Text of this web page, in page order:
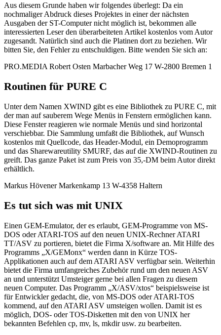
Aus diesem Grunde haben wir folgendes überlegt: Da ein
nochmaliger Abdruck dieses Projektes in einer der nächsten
Ausgaben der ST-Computer nicht möglich ist, bekommen alle
interessierten Leser den überarbeiteten Artikel kostenlos vom Autor
zugesandt. Natürlich sind auch die Platinen dort zu beziehen. Wir
bitten Sie, den Fehler zu entschuldigen. Bitte wenden Sie sich an:
PRO.MEDIA Robert Osten Marbacher Weg 17 W-2800 Bremen 1
Routinen für PURE C
Unter dem Namen XWIND gibt es eine Bibliothek zu PURE C, mit
der man auf sauberem Wege Menüs in Fenstern ermöglichen kann.
Diese Fenster reagieren wie normale Menüs und sind horizontal
verschiebbar. Die Sammlung umfaßt die Bibliothek, auf Wunsch
kostenlos mit Quellcode, das Header-Modul, ein Demoprogramm
und das Sharewareutility SMURF, das auf die XWIND-Routinen zu
greift. Das ganze Paket ist zum Preis von 35,-DM beim Autor direkt
erhältlich.
Markus Hövener Markenkamp 13 W-4358 Haltern
Es tut sich was mit UNIX
Einen GEM-Emulator, der es erlaubt, GEM-Programme von MS-
DOS oder ATARI-TOS auf den neuen UNIX-Rechner ATARI
TT/ASV zu portieren, bietet die Firma X/software an. Mit Hilfe des
Programms „X/GEMonx“ werden dann in Kürze TOS-
Applikationen auch auf dem ATARI ASV verfügbar sein. Weiterhin
bietet die Firma umfangreiches Zubehör rund um den neuen ASV
an und unterstützt Umsteiger gerne bei allen Fragen zu diesem
neuen Computer. Das Programm „X/ASV/xtos“ beispielsweise ist
für Entwickler gedacht, die, von MS-DOS oder ATARI-TOS
kommend, auf den ATARI ASV umsteigen wollen. Damit ist es
möglich, DOS- oder TOS-Disketten mit den von UNIX her
bekannten Befehlen cp, mv, ls, mkdir usw. zu bearbeiten.